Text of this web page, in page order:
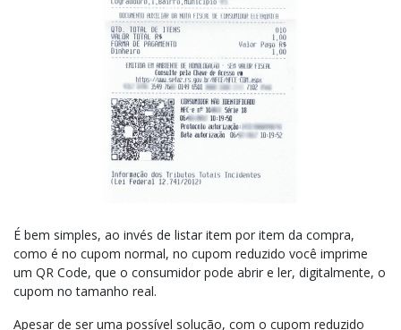
É bem simples, ao invés de listar item por item da compra,
como é no cupom normal, no cupom reduzido você imprime
um QR Code, que o consumidor pode abrir e ler, digitalmente, o
cupom no tamanho real.
Apesar de ser uma possível solução, com o cupom reduzido